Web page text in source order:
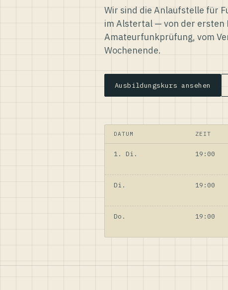
Wir sind die Anlaufstelle für
im Alstertal — von der ersten
Amateurfunkprüfung, vom
Wochenende.
Ausbildungskurs ansehen
DATUM ZEIT
1. Di. 19:00
Di. 19:00
Do. 19:00